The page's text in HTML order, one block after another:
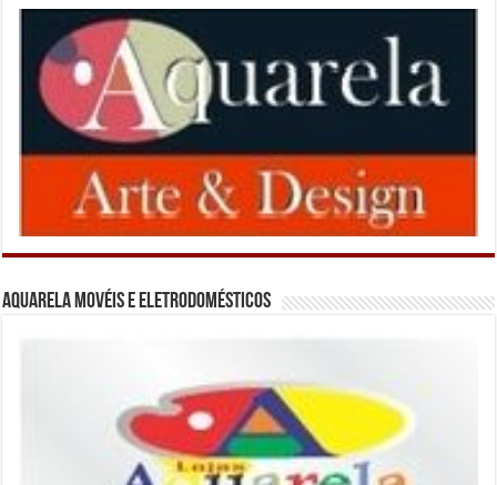
Aquarela Movéis e Eletrodomésticos